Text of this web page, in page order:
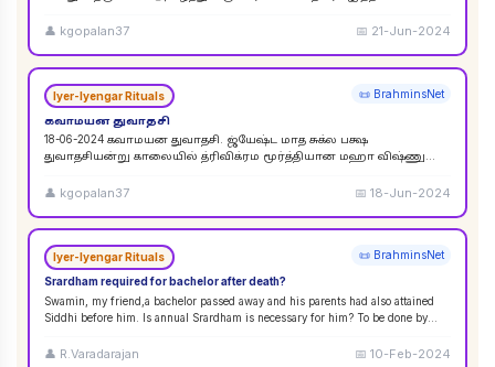
👤 kgopalan37 📅 21-Jun-2024
Iyer-Iyengar Rituals 📜 BrahminsNet
கவாமயன துவாதசி
18-06-2024 கவாமயன துவாதசி. ஜ்யேஷ்ட மாத சுக்ல பக்ஷ
துவாதசியன்று காலையில் த்ரிவிக்ரம மூர்த்தியான மஹா விஷ்ணு
👤 kgopalan37 📅18-Jun-2024
Iyer-Iyengar Rituals 📜 BrahminsNet
Srardham required for bachelor after death?
Swamin, my friend,a bachelor passed away and his parents had also attained
Siddhi before him. Is annual Srardham is necessary for him? To be done by
👤 R.Varadarajan 📅10-Feb-2024